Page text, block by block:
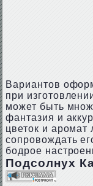
Вариантов
при
может быть
фантазия и
цветок и аромат
сопровождать
бодрое
Подсолнух